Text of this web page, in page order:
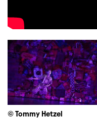
© Tommy Hetzel